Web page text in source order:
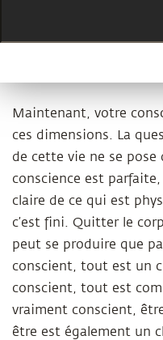
Maintenant, votre
ces dimensions. La
de cette vie ne se
conscience est
claire de ce qui est
c’est fini. Quitter le
peut se produire que
conscient, tout est un
conscient, tout est
vraiment conscient,
être est également un